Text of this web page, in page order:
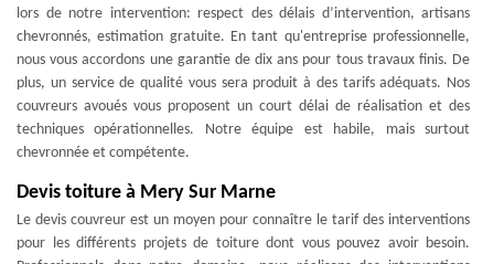
lors de notre intervention: respect des délais d’intervention, artisans
chevronnés, estimation gratuite. En tant qu'entreprise professionnelle,
nous vous accordons une garantie de dix ans pour tous travaux finis. De
plus, un service de qualité vous sera produit à des tarifs adéquats. Nos
couvreurs avoués vous proposent un court délai de réalisation et des
techniques opérationnelles. Notre équipe est habile, mais surtout
chevronnée et compétente.
Devis toiture à Mery Sur Marne
Le devis couvreur est un moyen pour connaître le tarif des interventions
pour les différents projets de toiture dont vous pouvez avoir besoin.